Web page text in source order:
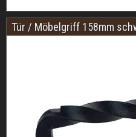
Tür / Möbelgriff 158mm